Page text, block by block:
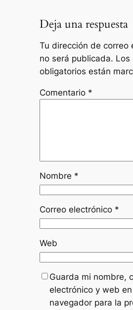
Deja una respuesta
Tu dirección de correo
no será publicada. Los
obligatorios están
Comentario *
Nombre *
Correo electrónico *
Web
Guarda mi nombre,
electrónico y web
navegador para la